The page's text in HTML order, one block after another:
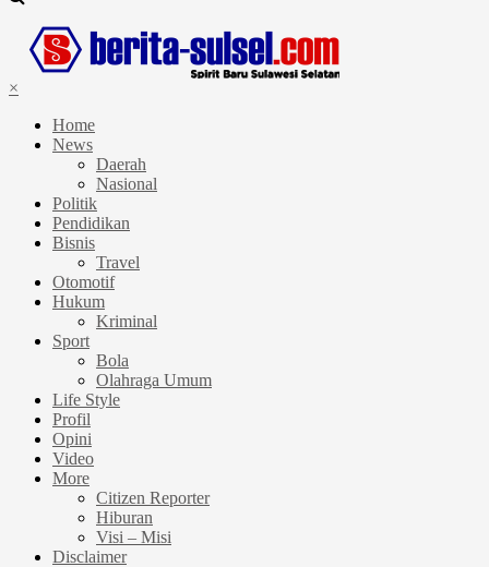
×
Home
News
Daerah
Nasional
Politik
Pendidikan
Bisnis
Travel
Otomotif
Hukum
Kriminal
Sport
Bola
Olahraga Umum
Life Style
Profil
Opini
Video
More
Citizen Reporter
Hiburan
Visi – Misi
Disclaimer